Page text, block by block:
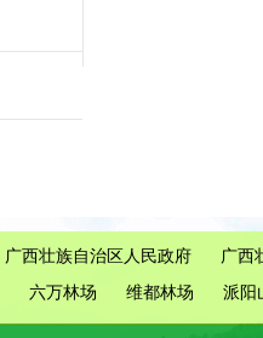
广西壮族自治区人民政府
广西
六万林场 维都林场 派阳